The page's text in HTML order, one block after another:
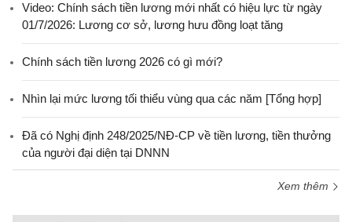
Video: Chính sách tiền lương mới nhất có hiệu lực từ ngày
01/7/2026: Lương cơ sở, lương hưu đồng loạt tăng
Chính sách tiền lương 2026 có gì mới?
Nhìn lại mức lương tối thiểu vùng qua các năm [Tổng hợp]
Đã có Nghị định 248/2025/NĐ-CP về tiền lương, tiền thưởng
của người đại diện tại DNNN
Xem thêm